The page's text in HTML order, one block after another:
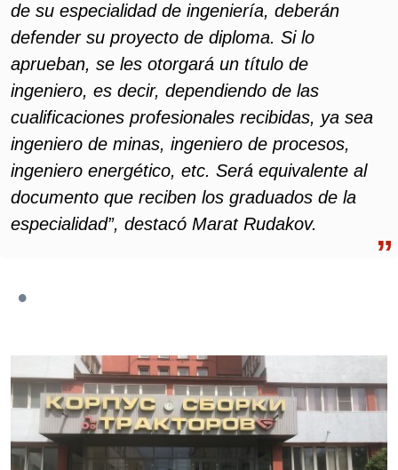
de su especialidad de ingeniería, deberán
defender su proyecto de diploma. Si lo
aprueban, se les otorgará un título de
ingeniero, es decir, dependiendo de las
cualificaciones profesionales recibidas, ya sea
ingeniero de minas, ingeniero de procesos,
ingeniero energético, etc. Será equivalente al
documento que reciben los graduados de la
especialidad”, destacó Marat Rudakov.